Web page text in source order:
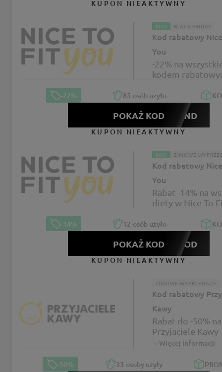
KUPON NIEAKTYWNY
KOD BLACK FRIDAY
Kod rabatowy
You
-22% na
kodem
-22% 85 osób użyło
POKAŻ KODWEEKEND
KUPON NIEAKTYWNY
KOD ZIMOWE
Kod rabatowy
You
Rabat -14% na
diety w Nice To
-14% 12 osób użyło
POKAŻ KOD MOOD
KUPON NIEAKTYWNY
ZIMOWE WYPRZEDAŻE
Kod rabatowy
Kawy
Rabat do -50% na
Przyjaciele Kawy
Więcej informacji
-50% 33 osoby użyły